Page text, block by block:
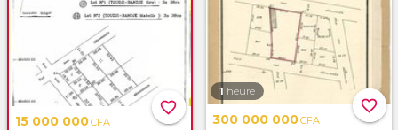
favorite_border
15 000 000CFA
favorite_border
1 heure
300 000 000CFA